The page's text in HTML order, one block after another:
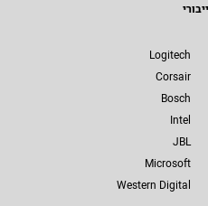
Logitech
Corsair
Bosch
Intel
JBL
Microsoft
Western Digital